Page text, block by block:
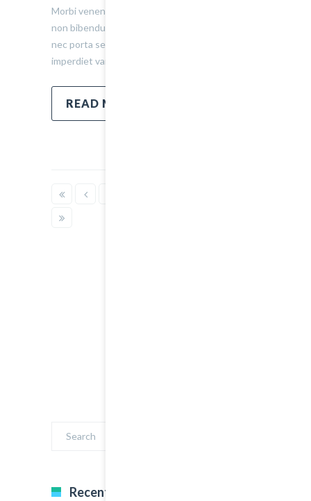
Morbi venenatis lacinia rhoncus. Pellentesque
non bibendum tellus, vitae semper sem. Morbi
nec porta sem, eget egestas leo. Donec
imperdiet varius urna…
READ MORE
Recent Comments